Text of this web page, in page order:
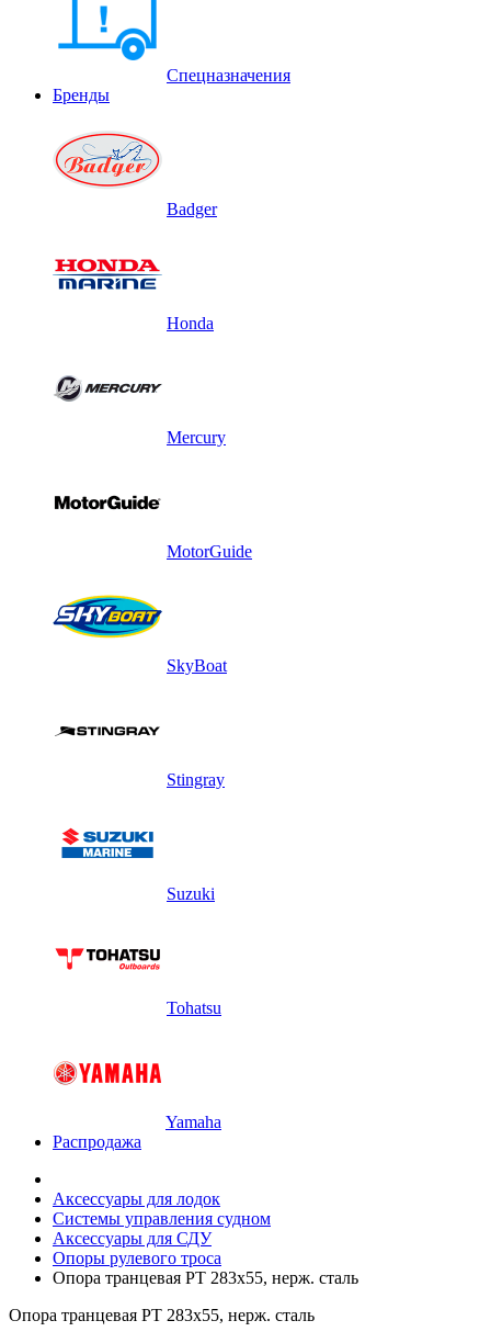
Спецназначения
Бренды
Badger
Honda
Mercury
MotorGuide
SkyBoat
Stingray
Suzuki
Tohatsu
Yamaha
Распродажа
Аксессуары для лодок
Системы управления судном
Аксессуары для СДУ
Опоры рулевого троса
Опора транцевая РТ 283x55, нерж. сталь
Опора транцевая РТ 283x55, нерж. сталь